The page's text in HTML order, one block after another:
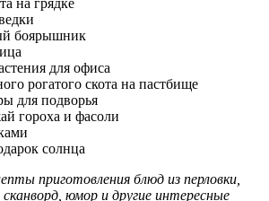
боярышник
для офиса
рогатого скота на пастбище
для подворья
гороха и фасоли
солнца
приготовления блюд из перловки,
юмор и другие интересные